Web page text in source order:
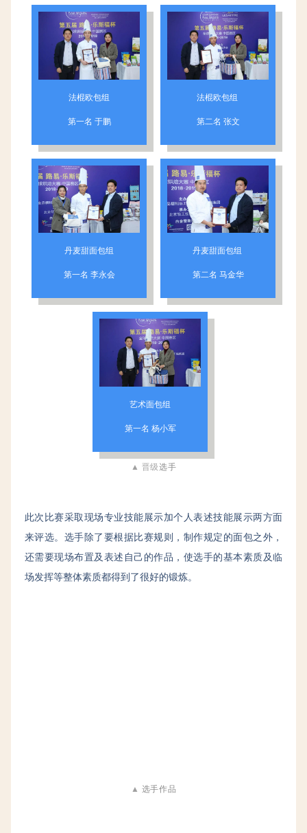
法棍欧包组
第一名 于鹏
法棍欧包组
第二名 张文
丹麦甜面包组
第一名 李永会
丹麦甜面包组
第二名 马金华
艺术面包组
第一名 杨小军
▲ 晋级选手
此次比赛采取现场专业技能展示加个人表述技能展示两方面
来评选。选手除了要根据比赛规则，制作规定的面包之外，
还需要现场布置及表述自己的作品，使选手的基本素质及临
场发挥等整体素质都得到了很好的锻炼。
▲ 选手作品